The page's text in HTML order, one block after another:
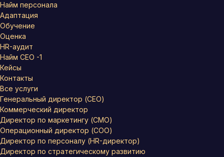
Найм персонала
Адаптация
Обучение
Оценка
HR-аудит
Найм СЕО -1
Кейсы
Контакты
Все услуги
Генеральный директор (CEO)
Коммерческий директор
Директор по маркетингу (CMO)
Операционный директор (COO)
Директор по персоналу (HR-директор)
Директор по стратегическому развитию